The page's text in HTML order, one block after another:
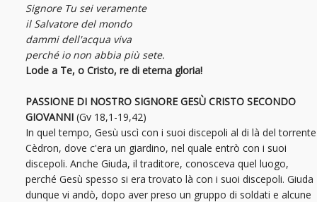
Signore Tu sei veramente
il Salvatore del mondo
dammi dell'acqua viva
perché io non abbia più sete.
Lode a Te, o Cristo, re di eterna gloria!
PASSIONE DI NOSTRO SIGNORE GESÙ CRISTO SECONDO
GIOVANNI (Gv 18,1-19,42)
In quel tempo, Gesù uscì con i suoi discepoli al di là del torrente
Cèdron, dove c'era un giardino, nel quale entrò con i suoi
discepoli. Anche Giuda, il traditore, conosceva quel luogo,
perché Gesù spesso si era trovato là con i suoi discepoli. Giuda
dunque vi andò, dopo aver preso un gruppo di soldati e alcune